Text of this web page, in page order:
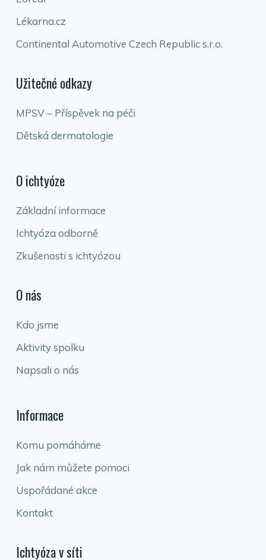
Lékarna.cz
Continental Automotive Czech Republic s.r.o.
Užitečné odkazy
MPSV – Příspěvek na péči
Dětská dermatologie
O ichtyóze
Základní informace
Ichtyóza odborně
Zkušenosti s ichtyózou
O nás
Kdo jsme
Aktivity spolku
Napsali o nás
Informace
Komu pomáháme
Jak nám můžete pomoci
Uspořádané akce
Kontakt
Ichtyóza v síti